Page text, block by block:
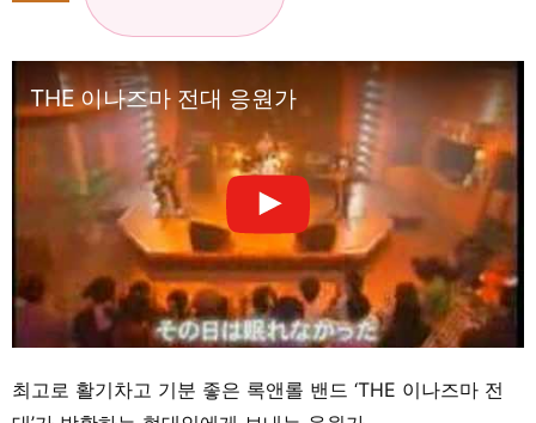
THE 이나즈마 전대 응원가
최고로 활기차고 기분 좋은 록앤롤 밴드 ‘THE 이나즈마 전